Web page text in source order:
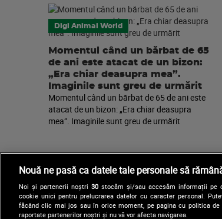
Digi Animal World
Momentul când un bărbat de 65
de ani este atacat de un bizon:
„Era chiar deasupra mea”.
Imaginile sunt greu de urmărit
Momentul când un bărbat de 65 de ani este
atacat de un bizon: „Era chiar deasupra
mea”. Imaginile sunt greu de urmărit
Nouă ne pasă ca datele tale personale să
Noi și partenerii noștri 30stocăm și/sau accesăm informații pe
cookie unici pentru prelucrarea datelor cu caracter personal.
făcând clic mai jos sau în orice moment, pe pagina cu politica
raportate partenerilor noștri și nu vă vor afecta navigarea.